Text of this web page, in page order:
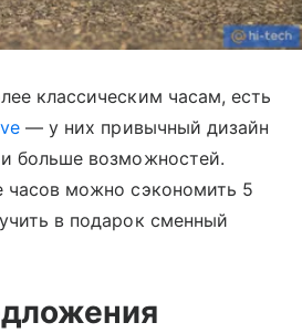
классическим часам, есть
— у них привычный дизайн
больше возможностей.
часов можно сэкономить 5
в подарок сменный